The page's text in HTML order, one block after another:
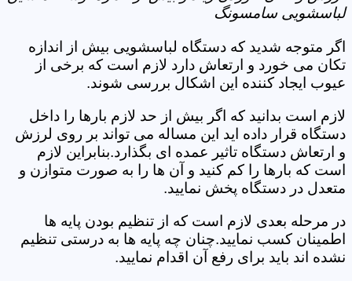
لباسشویی سامسونگ
اگر متوجه شدید که دستگاه لباسشویی بیش از اندازه
تکان می خورد و ارتعاش دارد لازم است که برخی از
عیوب ایجاد کننده این اشکال بررسی شوند.
لازم است بدانید که اگر بیش از حد لازم بارها را داخل
دستگاه قرار داده اید این مساله می تواند بر روی لرزش
و ارتعاش دستگاه تاثیر عمده ای بگذارد.بنابراین لازم
است که بارها را کم کنید و آن ها را به صورت متوازن و
متعدل در دستگاه پخش نمایید.
در مرحله بعدی لازم است که از تنظیم بودن پایه ها
اطمینان کسب نمایید.چنان چه پایه ها به درستی تنظیم
نشده اند باید برای رفع آن اقدام نمایید.